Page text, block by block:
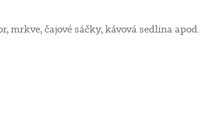
mrkve, čajové sáčky, kávová sedlina apod.